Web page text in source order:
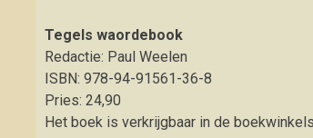
Tegels waordebook
Redactie: Paul Weelen
ISBN: 978-94-91561-36-8
Pries: 24,90
Het boek is verkrijgbaar in de